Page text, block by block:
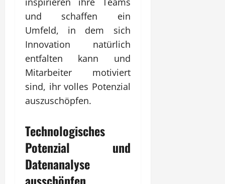
und schaffen ein
Umfeld, in dem sich
Innovation natürlich
entfalten kann und
Mitarbeiter motiviert
sind, ihr volles Potenzial
auszuschöpfen.
Technologisches
Potenzial und
Datenanalyse